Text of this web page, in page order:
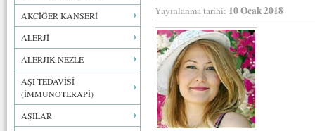
AKCİĞER KANSERİ
ALERJİ
ALERJİK NEZLE
AŞI TEDAVİSİ
(İMMUNOTERAPİ)
AŞILAR
Yayınlanma tarihi: 10 Ocak 2018